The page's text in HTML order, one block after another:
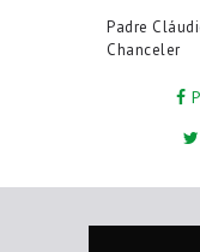
Padre Cl
Chanceler